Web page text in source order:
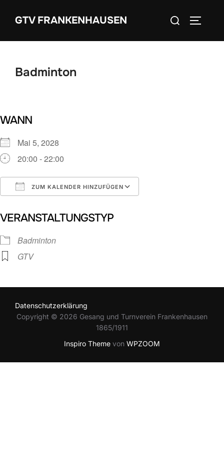
InhaltGTV FRANKENHAUSEN
Suchen
Badminton
WANN
Mai 5, 2028
20:00 - 22:00
ZUM KALENDER HINZUFÜGEN
VERANSTALTUNGSTYP
Badminton
GTV
Datenschutzerklärung
Copyright © 2026 Gesang und Turnverein Frankenhausen
1865/1911
Inspiro Theme von WPZOOM